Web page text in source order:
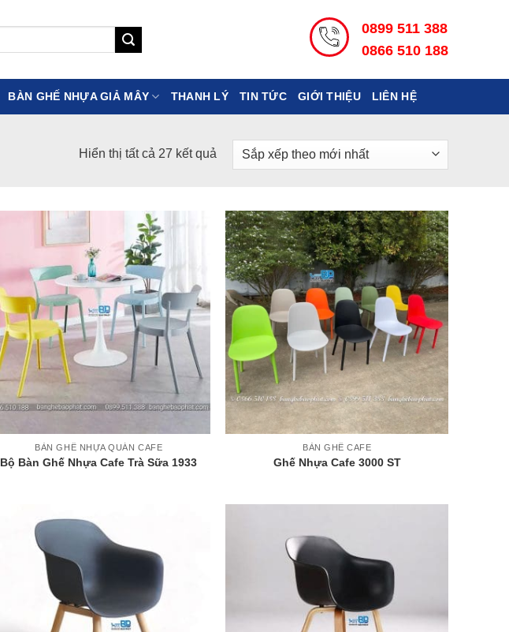
0899 511 388
0866 510 188
BÀN GHẾ NHỰA GIẢ MÂY THANH LÝ TIN TỨC GIỚI THIỆU LIÊN HỆ
Hiển thị tất cả 27 kết quảĐã
sắp
theo
mới
nhất
BÀN GHẾ NHỰA QUÁN CAFE
Bộ Bàn Ghế Nhựa Cafe Trà Sữa 1933
BÀN GHẾ CAFE
Ghế Nhựa Cafe 3000 ST